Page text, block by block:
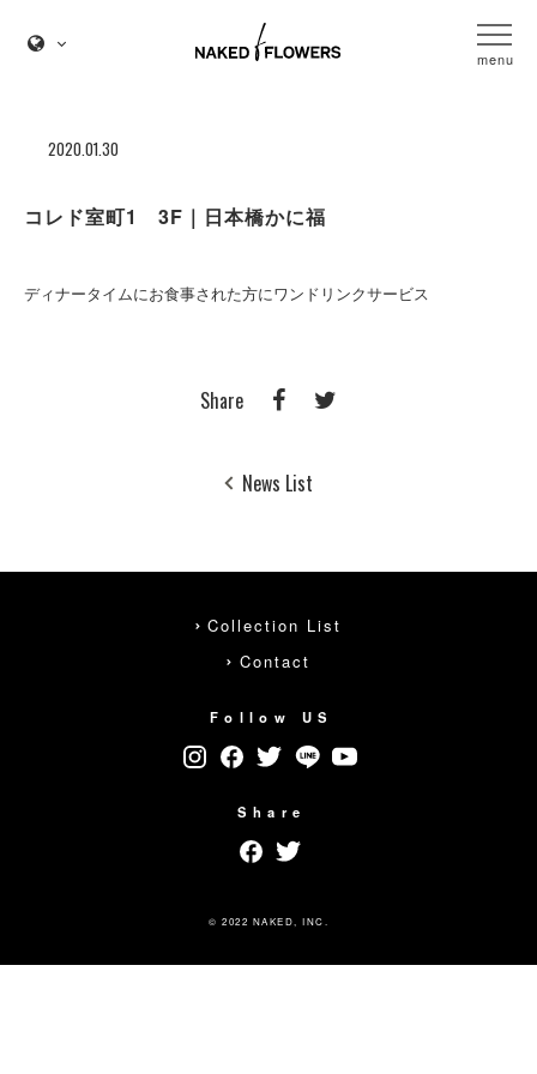
menu
2020.01.30
コレド室町1 3F｜日本橋かに福
ディナータイムにお食事された方にワンドリンクサービス
Share
News List
Collection List
Contact
Follow US
Share
© 2022 NAKED, INC.